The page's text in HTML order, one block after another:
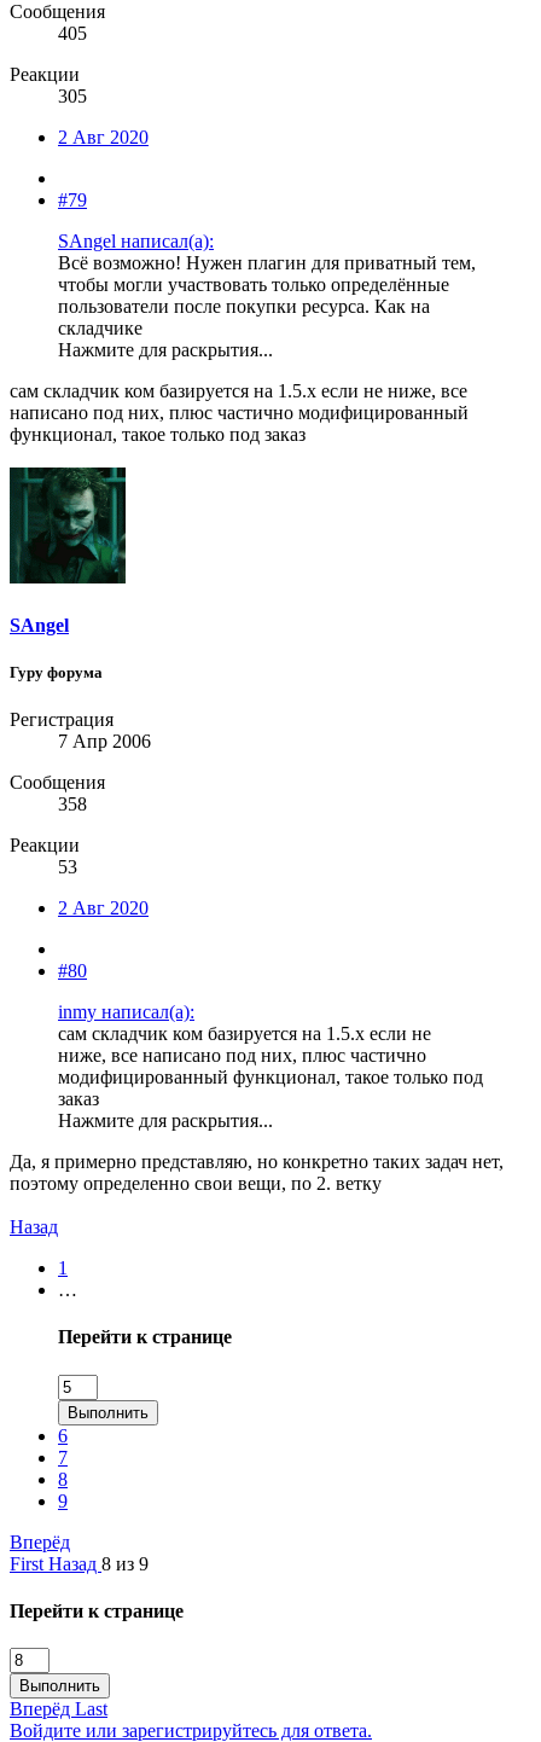
Сообщения
405
Реакции
305
2 Авг 2020
#79
SAngel написал(а):
Всё возможно! Нужен плагин для приватный тем,
чтобы могли участвовать только определённые
пользователи после покупки ресурса. Как на
складчике
Нажмите для раскрытия...
сам складчик ком базируется на 1.5.х если не ниже, все
написано под них, плюс частично модифицированный
функционал, такое только под заказ
SAngel
Гуру форума
Регистрация
7 Апр 2006
Сообщения
358
Реакции
53
2 Авг 2020
#80
inmy написал(а):
сам складчик ком базируется на 1.5.х если не
ниже, все написано под них, плюс частично
модифицированный функционал, такое только под
заказ
Нажмите для раскрытия...
Да, я примерно представляю, но конкретно таких задач нет,
поэтому определенно свои вещи, по 2. ветку
Назад
1
…
Перейти к странице
Выполнить
6
7
8
9
Вперёд
First Назад 8 из 9
Перейти к странице
Выполнить
Вперёд Last
Войдите или зарегистрируйтесь для ответа.